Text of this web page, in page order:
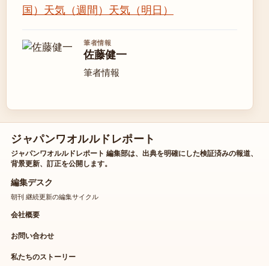
国） 天気（週間） 天気（明日）
筆者情報
佐藤健一
筆者情報
ジャパンワオルルドレポート
ジャパンワオルルドレポート 編集部は、出典を明確にした検証済みの報道、
背景更新、訂正を公開します。
編集デスク
朝刊 継続更新の編集サイクル
会社概要
お問い合わせ
私たちのストーリー